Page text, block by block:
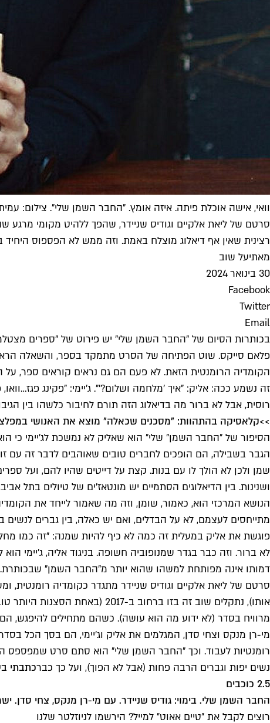
וואי, אישה אוכלת פיתה. איזה אומץ. "החבר השמן שלי". צילום:
סרטם של ליאת אלקיים וגודיס שניידר, שהפך ללהיט מקומי מרגע
רצינית שאין אף דיאלוג מוצלח באמת. וזה ממש לא הפספוס היחיד
מאתיעל שוב
30 בינואר 2024
Facebook
Twitter
Email
בכותרות הסיום של "החבר השמן שלי" יש פירוט של "ספרים
פלאם סייקס. שוט הפתיחה של הסרט מתמקד בספר, והשאלה
הקומדיה הרומנטית הזאת. לא פעם הם גם נראים קוראים ספר,
זה נשמע ככה: אליק: "איך 'מלחמה ושלום?'". ג'יימי: "פקינג
רוסית, אבל לא ברור מה בדיאלוג הזה תורם לחיבור כלשהו בין
>>קלאסיקה בהתהוות: "מסכנים שכאלה" מוצא את האנושי
הסיפור של "החבר השמן" שלי" הוא שאליק לא נמשכת לג'יימי כי
הגבר בשבילה, הם הופכים לחברים טובים שאוהבים לדבר זה עם
שמן ולכן לא הולך לו עם בנות. קצת על דייטים שהיו להם, ועל
ושנינות. בין הדיאלוגים הסתמיים יש מונטאז'ים של טיולים בתל
הנושא המרכזי הוא, כאמור, שומן, וזה מה שאמור לייחד את
מתייחסים לעצמם, לא על הבדלים, ואם יש כאלה, בין גברים לנשים
פוגשת את אליק במעלית זה כמה לא כיף להיות שמנה: "זה כמו
לא ברור. וזה כבר בגדר שמנופוביה חשופה. בניגוד אליה,
דמותו אינה מפותחת למשהו שהוא יותר מ"החבר השמן" שבכותרת.
מרוויח בסדר (לא ידוע מה הוא עושה). כשהם מתחילים להיפגש,
מי-רן מנקס וצחי סדן, המגלמים את אליק וג'יימי, הם בסך הכל
רומנטיות לעבוד. וכך "החבר השמן שלי" הוא סתם סרט שמפספס
נשים יפות וגברים הרבה פחות (אבל לא הפוך), ועל כך כברכתבתי
2.5 כוכבים
החבר השמן שלי. בימוי: גודיס שניידר. עם מי-רן מנקס, צחי סדן. ישראל 2023,
רוצים לקבל את ״טיים אאוט״ למייל? הירשמו לניוזלטר שלנו